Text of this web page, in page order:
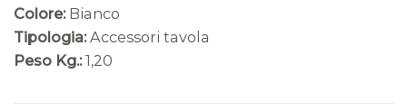
Colore: Bianco
Tipologia: Accessori tavola
Peso Kg.: 1,20